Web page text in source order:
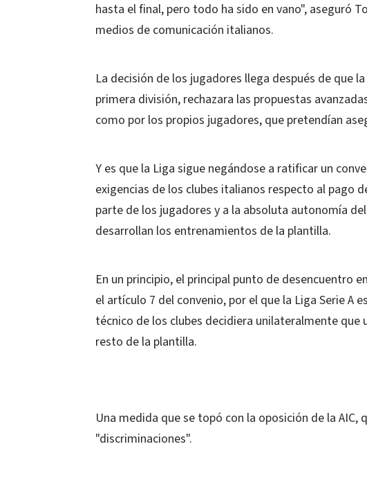
hasta el final, pero todo ha sido en vano", aseguró
medios de comunicación italianos.
La decisión de los jugadores llega después de que
primera división, rechazara las propuestas
como por los propios jugadores, que pretendían
Y es que la Liga sigue negándose a ratificar un
exigencias de los clubes italianos respecto al pago
parte de los jugadores y a la absoluta autonomía
desarrollan los entrenamientos de la plantilla.
En un principio, el principal punto de desencuentro
el artículo 7 del convenio, por el que la Liga Serie A
técnico de los clubes decidiera unilateralmente
resto de la plantilla.
Una medida que se topó con la oposición de la AIC,
"discriminaciones".